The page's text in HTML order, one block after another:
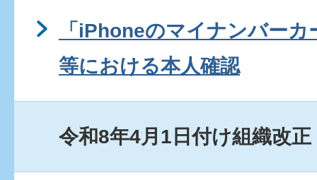
「iPhoneのマイナンバー
等における本人確認
令和8年4月1日付け組織改正